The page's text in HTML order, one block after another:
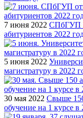
7 июня 2022 СПбГУП
абитуриентов 2022
5 июня 2022
магистратуру в 2022
30 мая 2022 Свыше
обучение на 1 курсе в